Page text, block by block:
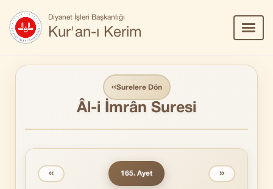
Diyanet İşleri Başkanlığı
Kur'an-ı Kerim
Aç/
‹‹Surelere Dön
Âl-i İmrân Suresi
‹‹ 165. Ayet ››